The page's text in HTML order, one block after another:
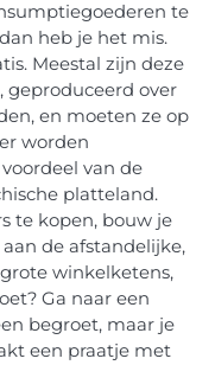
te
heb je het mis.
Meestal zijn deze
geproduceerd over
en moeten ze op
worden
van de
platteland.
te kopen, bouw je
de afstandelijke,
winkelketens,
Ga naar een
begroet, maar je
een praatje met